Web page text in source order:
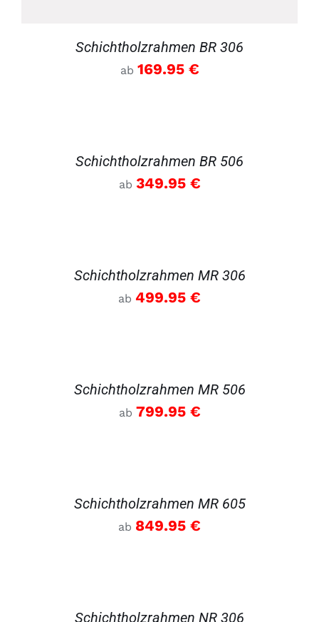
Schichtholzrahmen BR 306
ab 169.95 €
Schichtholzrahmen BR 506
ab 349.95 €
Schichtholzrahmen MR 306
ab 499.95 €
Schichtholzrahmen MR 506
ab 799.95 €
Schichtholzrahmen MR 605
ab 849.95 €
Schichtholzrahmen NR 306